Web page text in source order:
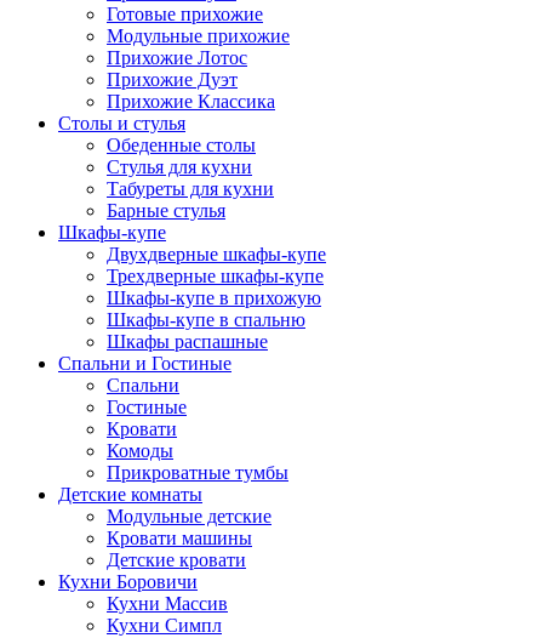
Готовые прихожие
Модульные прихожие
Прихожие Лотос
Прихожие Дуэт
Прихожие Классика
Столы и стулья
Обеденные столы
Стулья для кухни
Табуреты для кухни
Барные стулья
Шкафы-купе
Двухдверные шкафы-купе
Трехдверные шкафы-купе
Шкафы-купе в прихожую
Шкафы-купе в спальню
Шкафы распашные
Спальни и Гостиные
Спальни
Гостиные
Кровати
Комоды
Прикроватные тумбы
Детские комнаты
Модульные детские
Кровати машины
Детские кровати
Кухни Боровичи
Кухни Массив
Кухни Симпл